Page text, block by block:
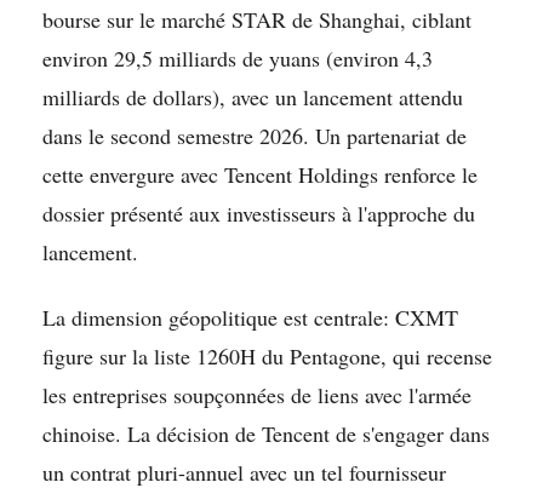
bourse sur le marché STAR de Shanghai, ciblant
environ 29,5 milliards de yuans (environ 4,3
milliards de dollars), avec un lancement attendu
dans le second semestre 2026. Un partenariat de
cette envergure avec Tencent Holdings renforce le
dossier présenté aux investisseurs à l'approche du
lancement.
La dimension géopolitique est centrale: CXMT
figure sur la liste 1260H du Pentagone, qui recense
les entreprises soupçonnées de liens avec l'armée
chinoise. La décision de Tencent de s'engager dans
un contrat pluri-annuel avec un tel fournisseur